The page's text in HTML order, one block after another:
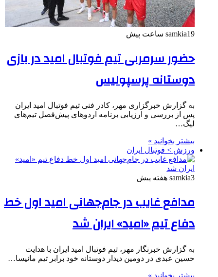
samkia19 ساعت پیش
حضور سرمربی تیم فوتبال امید در بازی
دوستانه پرسپولیس
به گزارش خبرگزاری مهر، کادر فنی تیم فوتبال امید ایران
پس از بررسی و ارزیابی برنامه اردوهای پیش‌فصل تیم‌های
لیگ…
بیشتر بخوانید »
ورزش > فوتبال ایران
samkia3 هفته پیش
مدافع غایب در جام‌جهانی امید اول خط
دفاع تیم «امید» ایران شد
به گزارش خبرنگار مهر، تیم فوتبال امید ایران با هدایت
حسین عبدی در دومین دیدار دوستانه خود برابر تیم مانیسا…
بیشتر بخوانید »